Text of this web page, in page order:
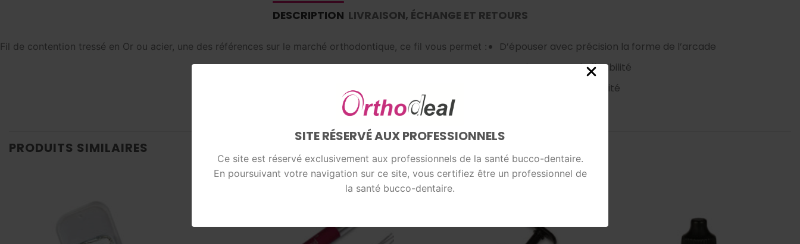
SITE RÉSERVÉ AUX PROFESSIONNELS
Ce site est réservé exclusivement aux professionnels de la santé bucco-dentaire.
En poursuivant votre navigation sur ce site, vous certifiez être un professionnel de
la santé bucco-dentaire.
DESCRIPTION LIVRAISON, ÉCHANGE ET RETOURS
Fil de contention tressé en Or ou acier, une des références sur le marché orthodontique, ce fil vous permet :
D’épouser avec précision la forme de l’arcade
D’avoir une grande flexibilité
et une grande maléabilité
PRODUITS SIMILAIRES